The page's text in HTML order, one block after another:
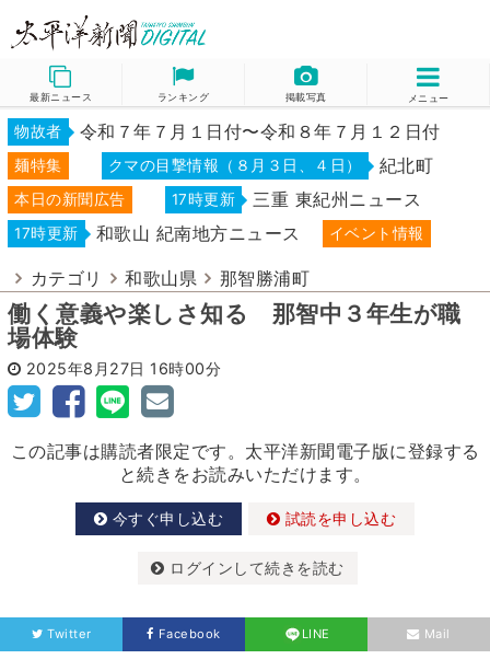
最新ニュース ランキング 掲載写真 メニュー
物故者 令和７年７月１日付〜令和８年７月１２日付
麺特集 クマの目撃情報（８月３日、４日） 紀北町
本日の新聞広告 17時更新 三重 東紀州ニュース
17時更新 和歌山 紀南地方ニュース イベント情報
カテゴリ 和歌山県 那智勝浦町
働く意義や楽しさ知る 那智中３年生が職
場体験
2025年8月27日 16時00分
この記事は購読者限定です。太平洋新聞電子版に登録する
と続きをお読みいただけます。
今すぐ申し込む 試読を申し込む
ログインして続きを読む
Twitter Facebook LINE Mail